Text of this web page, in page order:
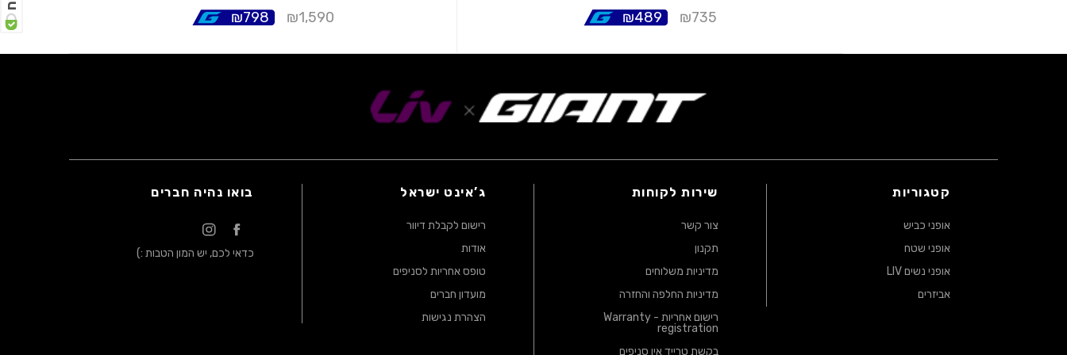
₪735
₪489
₪1,590
₪798
קטגוריות
אופני כביש
אופני שטח
אופני נשים LIV
אביזרים
שירות לקוחות
צור קשר
תקנון
מדיניות משלוחים
מדיניות החלפה והחזרה
רישום אחריות - Warranty
registration
בקשת טרייד אין סניפים
ג’אינט ישראל
רישום לקבלת דיוור
אודות
טופס אחריות לסניפים
מועדון חברים
הצהרת נגישות
בואו נהיה חברים
כדאי לכם, יש המון הטבות :)